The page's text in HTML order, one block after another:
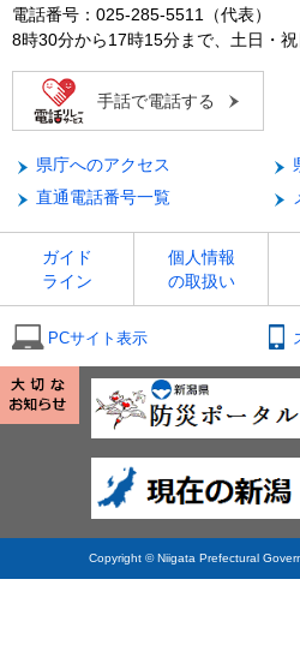
電話番号：025-285-5511（代表）
8時30分から17時15分まで、土日・祝
手話で電話する
県庁へのアクセス
直通電話番号一覧
ガイド
ライン
個人情報
の取扱い
PCサイト表示
Copyright © Niigata Prefectural